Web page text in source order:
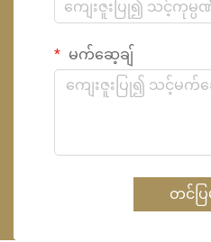
မက်ဆေ့ချ်
တင်ပ